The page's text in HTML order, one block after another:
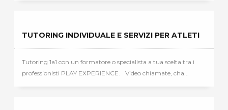
TUTORING INDIVIDUALE E SERVIZI PER ATLETI
Tutoring 1a1 con un formatore o specialista a tua scelta tra i
professionisti PLAY EXPERIENCE. Video chiamate, cha...